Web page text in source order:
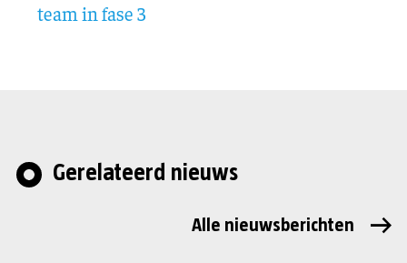
team in fase 3
Gerelateerd nieuws
Alle nieuwsberichten